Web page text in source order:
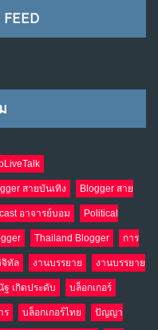
สายบันเทิง Blogger สาย
อาจารย์บอม Political
Thailand Blogger การ
จิทัล งานบรรยาย งานบรรยาย
ฐ เกิดประดับ บล็อกเกอร์
ร บล็อกเกอร์ไทย ปัญญา